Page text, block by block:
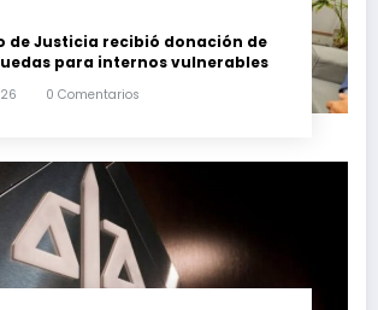
de Justicia recibió donación de
para internos vulnerables
0 Comentarios